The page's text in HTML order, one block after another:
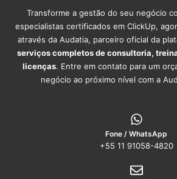
Transforme a gestão do seu negócio
especialistas certificados em ClickUp,
através da Audatia, parceiro oficial da
serviços completos de consultoria,
licenças. Entre em contato para um
negócio ao próximo nível com a
Fone / WhatsApp
+55 11 91058-4820